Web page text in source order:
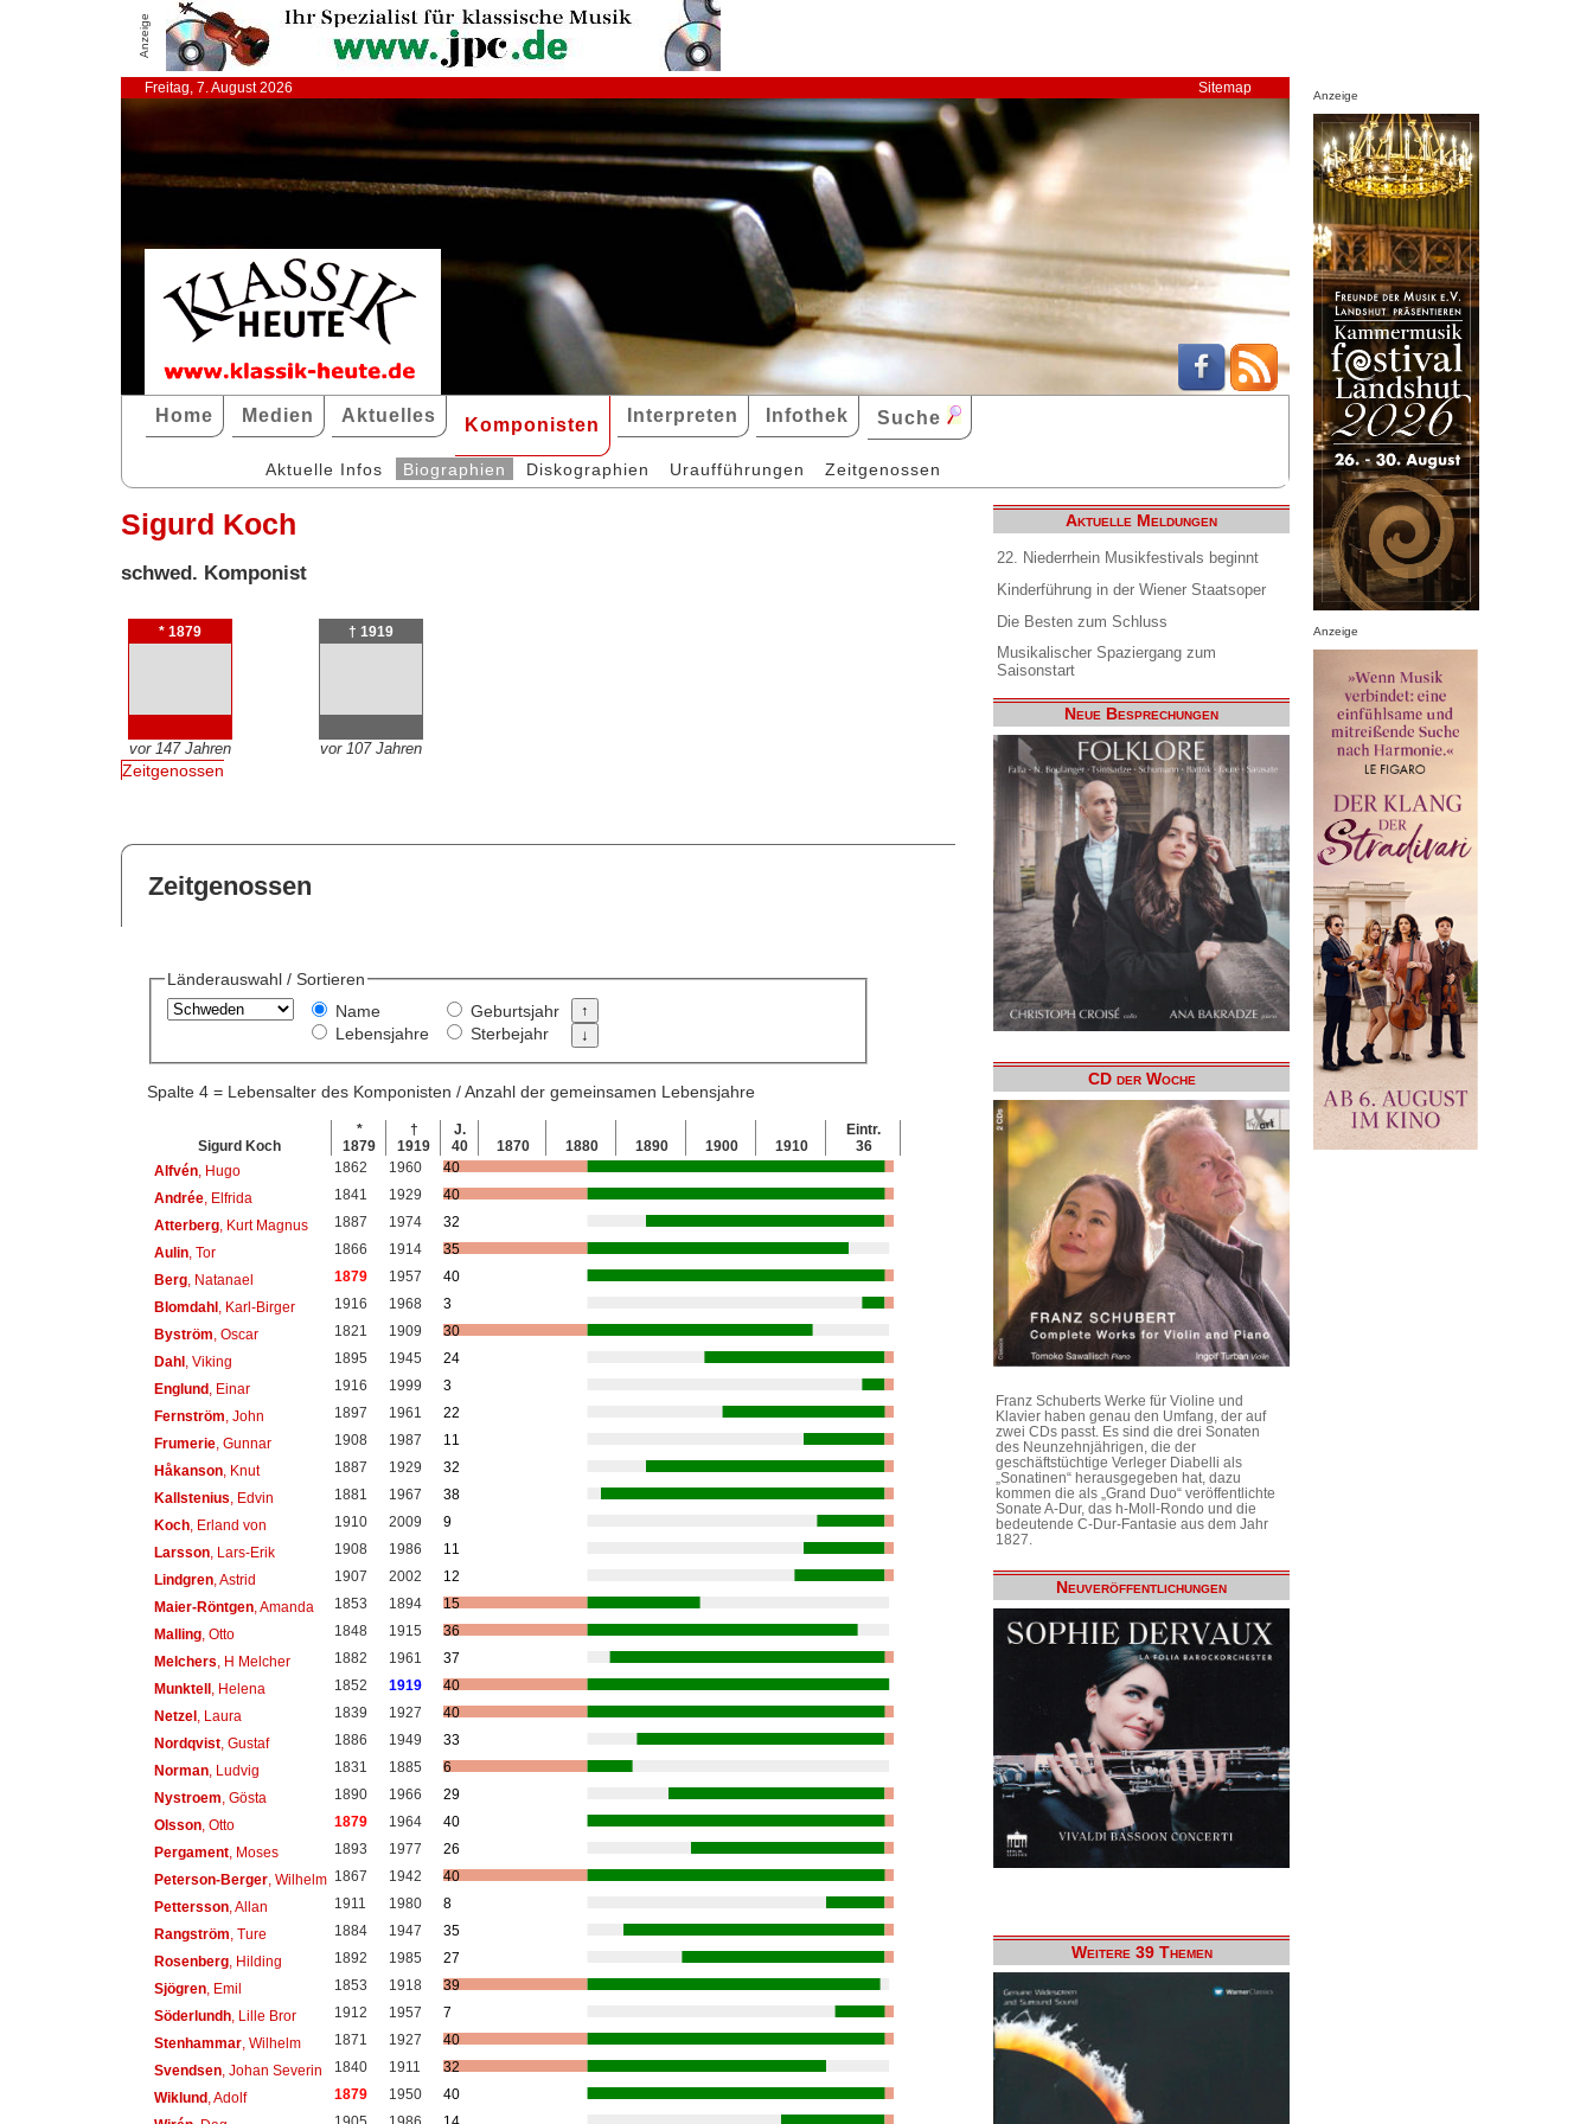
Anzeige
Freitag, 7. August 2026 Sitemap
Home Medien Aktuelles Komponisten Interpreten Infothek Suche
Aktuelle Infos Biographien Diskographien Uraufführungen Zeitgenossen
Sigurd Koch
schwed. Komponist
* 1879
vor 147 Jahren
† 1919
vor 107 Jahren
Zeitgenossen
Zeitgenossen
Länderauswahl / Sortieren
Name
Lebensjahre
Geburtsjahr
Sterbejahr
Spalte 4 = Lebensalter des Komponisten / Anzahl der gemeinsamen Lebensjahre
Sigurd Koch
*
1879
†
1919
J.
40
1870 1880 1890 1900 1910
Eintr.
36
Alfvén, Hugo 1862 1960
40
Andrée, Elfrida 1841 1929
40
Atterberg, Kurt Magnus 1887 1974
32
Aulin, Tor 1866 1914
35
Berg, Natanael 1879 1957
40
Blomdahl, Karl-Birger 1916 1968
3
Byström , Oscar 1821 1909
30
Dahl, Viking 1895 1945
24
Englund, Einar 1916 1999
3
Fernström , John 1897 1961
22
Frumerie, Gunnar 1908 1987
11
Håkanson, Knut 1887 1929
32
Kallstenius , Edvin 1881 1967
38
Koch, Erland von 1910 2009
9
Larsson, Lars-Erik 1908 1986
11
Lindgren, Astrid 1907 2002
12
Maier-Röntgen, Amanda 1853 1894
15
Malling, Otto 1848 1915
36
Melchers , H Melcher 1882 1961
37
Munktell, Helena 1852 1919
40
Netzel, Laura 1839 1927
40
Nordqvist, Gustaf 1886 1949
33
Norman, Ludvig 1831 1885
6
Nystroem , Gösta 1890 1966
29
Olsson, Otto 1879 1964
40
Pergament, Moses 1893 1977
26
Peterson-Berger, Wilhelm 1867 1942
40
Pettersson, Allan 1911 1980
8
Rangström , Ture 1884 1947
35
Rosenberg, Hilding 1892 1985
27
Sjögren, Emil 1853 1918
39
Söderlundh, Lille Bror 1912 1957
7
Stenhammar, Wilhelm 1871 1927
40
Svendsen, Johan Severin 1840 1911
32
Wiklund, Adolf 1879 1950
40
Aktuelle Meldungen
22. Niederrhein Musikfestivals beginnt
Kinderführung in der Wiener Staatsoper
Die Besten zum Schluss
Musikalischer Spaziergang zum
Saisonstart
Neue Besprechungen
CD der Woche
Franz Schuberts Werke für Violine und
Klavier haben genau den Umfang, der auf
zwei CDs passt. Es sind die drei Sonaten
des Neunzehnjährigen, die der
geschäftstüchtige Verleger Diabelli als
„Sonatinen“ herausgegeben hat, dazu
kommen die als „Grand Duo“ veröffentlichte
Sonate A-Dur, das h-Moll-Rondo und die
bedeutende C-Dur-Fantasie aus dem Jahr
1827.
Neuveröffentlichungen
Weitere 39 Themen
Anzeige
Anzeige